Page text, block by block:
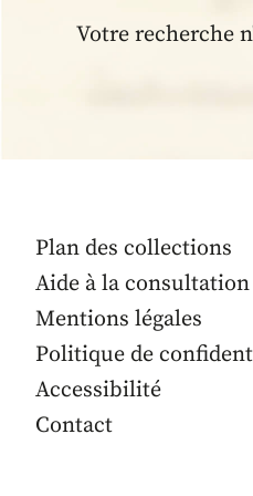
Votre recherche
Plan des collections
Aide à la consultation
Mentions légales
Politique de
Accessibilité
Contact